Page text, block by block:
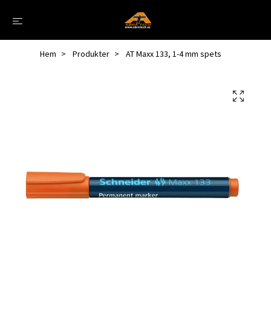
Hem Produkter AT Maxx 133, 1-4 mm spets